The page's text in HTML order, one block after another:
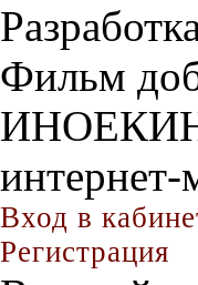
Фильм
интернет-
Вход в
Регистрация